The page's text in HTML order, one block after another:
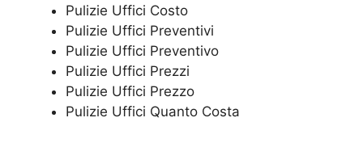
Pulizie Uffici Costo
Pulizie Uffici Preventivi
Pulizie Uffici Preventivo
Pulizie Uffici Prezzi
Pulizie Uffici Prezzo
Pulizie Uffici Quanto Costa